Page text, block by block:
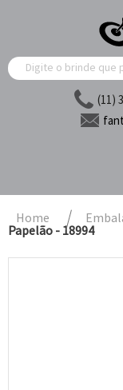
(11)
Home
Papelão - 18994